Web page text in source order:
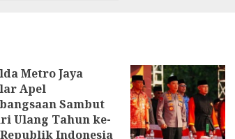
3, 2026
Metro Jaya
Apel
Sambut
Ulang Tahun ke-
Republik Indonesia